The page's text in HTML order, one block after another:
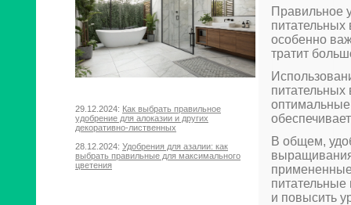
29.12.2024: Как выбрать правильное
удобрение для алоказии и других
декоративно-лиственных
28.12.2024: Удобрения для азалии: как
выбрать правильные для максимального
цветения
Правильное
особенно
тратит
питательных
оптимальные
В общем,
питательные
и повысить